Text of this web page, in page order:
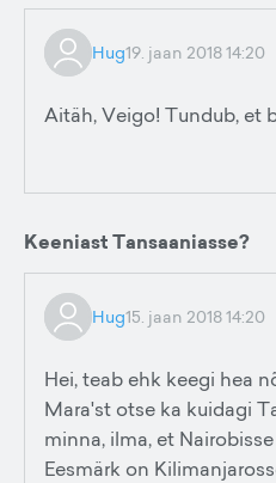
Hug19. jaan 2018 14:20
Aitäh, Veigo! Tundub, et
Keeniast Tansaaniasse?
Hug15. jaan 2018 14:20
Hei, teab ehk keegi hea
Mara'st otse ka kuidagi
minna, ilma, et
Eesmärk on